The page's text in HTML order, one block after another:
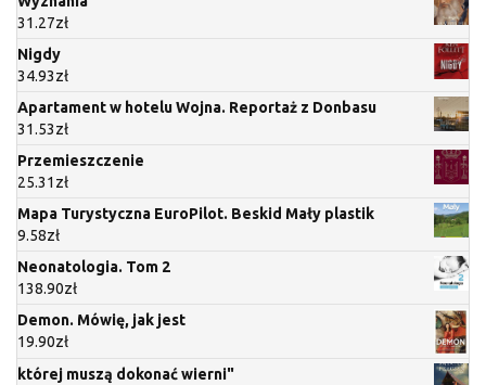
31.27zł
Nigdy
34.93zł
Apartament w hotelu Wojna. Reportaż z Donbasu
31.53zł
Przemieszczenie
25.31 zł
Mapa Turystyczna EuroPilot. Beskid Mały plastik
9.58zł
Neonatologia. Tom 2
138.90zł
Demon. Mówię, jak jest
19.90zł
której muszą dokonać wierni"